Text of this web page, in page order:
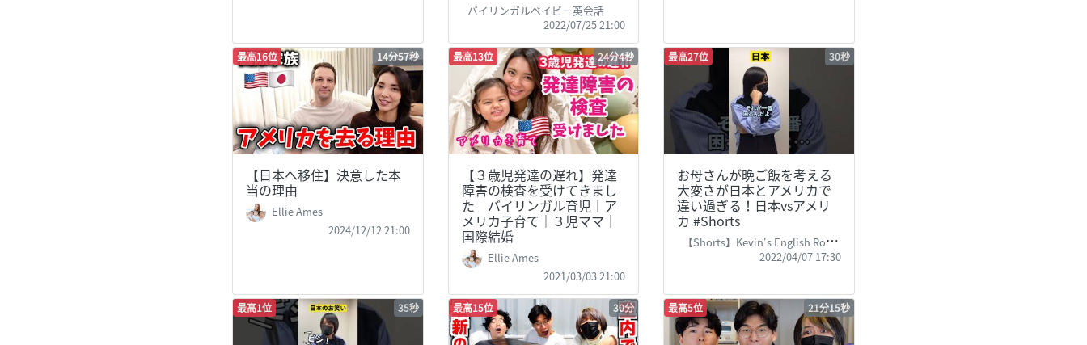
バイリンガルベイビー英会話
2022/07/25 21:00
最高16位 14分57秒
【日本へ移住】決意した本
当の理由
Ellie Ames
2024/12/12 21:00
最高13位 24分4秒
【３歳児発達の遅れ】発達
障害の検査を受けてきまし
た バイリンガル育児｜ア
メリカ子育て｜３児ママ｜
国際結婚
Ellie Ames
2021/03/03 21:00
最高27位 30秒
お母さんが晩ご飯を考える
大変さが日本とアメリカで
違い過ぎる！日本vsアメリ
カ #Shorts
【Shorts】Kevin's English Room
2022/04/07 17:30
最高1位 35秒 最高15位 30分 最高5位 21分15秒